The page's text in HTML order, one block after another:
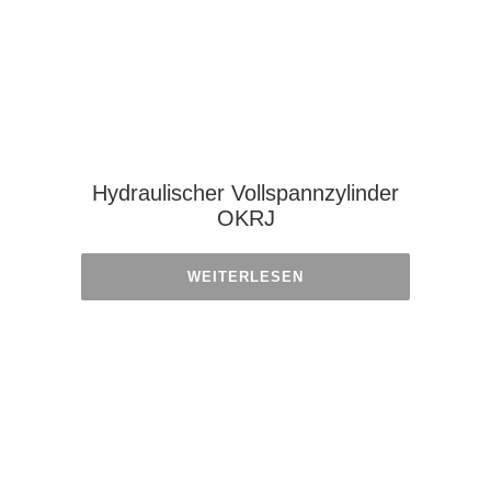
Hydraulischer Vollspannzylinder
OKRJ
WEITERLESEN